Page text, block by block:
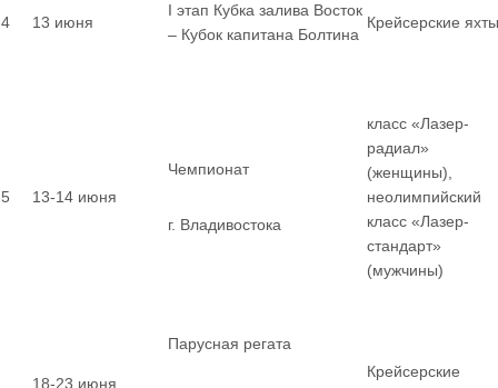
4 13 июня
I этап Кубка залива Восток
– Кубок капитана Болтина
Крейсерские яхты
5 13-14 июня
Чемпионат
г. Владивостока
класс «Лазер-
радиал»
(женщины),
неолимпийский
класс «Лазер-
стандарт»
(мужчины)
18-23 июня
Парусная регата
Крейсерские